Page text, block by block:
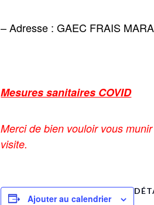
– Adresse : GAEC FRAIS
Mesures sanitaires COVID
Merci de bien vouloir vous
visite.
Ajouter au calendrier